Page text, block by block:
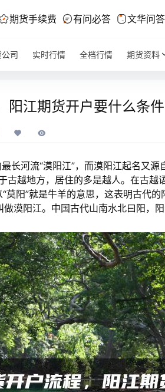
期货手续费 有问必答 文华问答
司 实时行情 全档行情 期货资料
阳江期货开户要什么条件
河流“漠阳江”，而漠阳江起名又源
古越地方，居住的多是越人。在古越
“莫阳”就是牛羊的意思，这表明古代
漠阳江。中国古代山南水北曰阳，阳